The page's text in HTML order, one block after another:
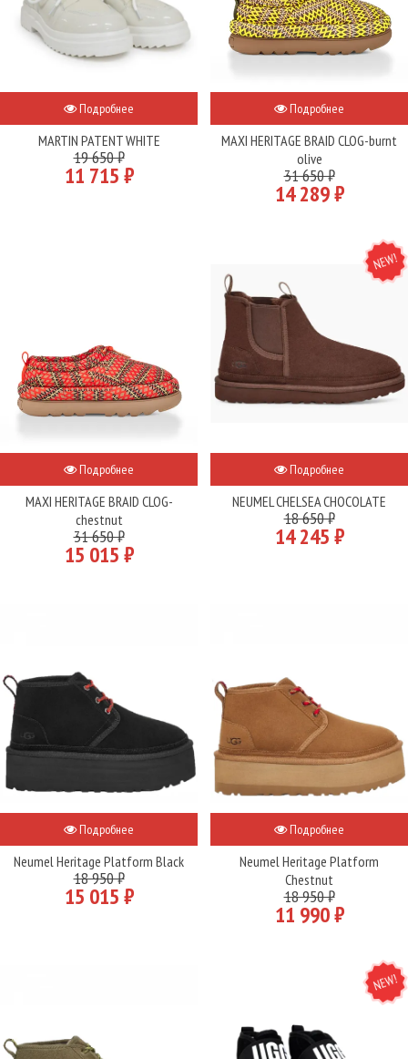
Подробнее
MARTIN PATENT WHITE
19 650 ₽
11 715 ₽
Подробнее
MAXI HERITAGE BRAID CLOG-burnt
olive
31 650 ₽
14 289 ₽
Подробнее
MAXI HERITAGE BRAID CLOG-
chestnut
31 650 ₽
15 015 ₽
NEW
Подробнее
NEUMEL CHELSEA CHOCOLATE
18 650 ₽
14 245 ₽
Подробнее
Neumel Heritage Platform Black
18 950 ₽
15 015 ₽
Подробнее
Neumel Heritage Platform
Chestnut
18 950 ₽
11 990 ₽
NEW